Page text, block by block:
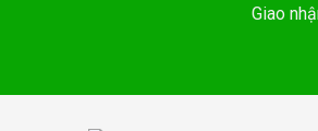
Giao